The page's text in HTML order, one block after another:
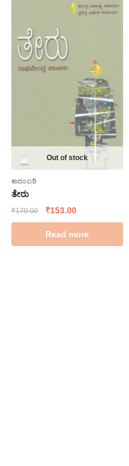
Out of stock
ಕಾದಂಬರಿ
ತೇರು
₹170.00 ₹153.00
Read more